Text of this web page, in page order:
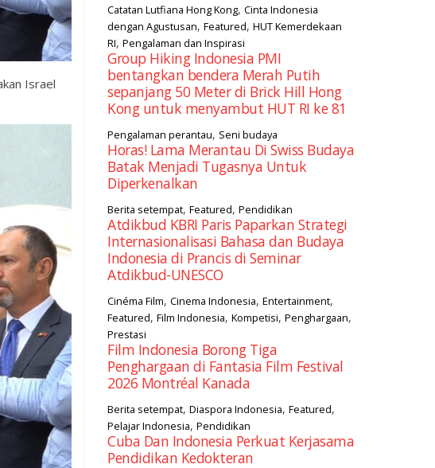
Israel
Catatan Lutfiana Hong Kong, Cinta Indonesia
dengan Agustusan, Featured, HUT Kemerdekaan
RI, Pengalaman dan Inspirasi
Group Hiking Indonesia PMI
bentangkan bendera Merah Putih
sepanjang 50 Meter di Brick Hill Hong
Kong untuk menyambut HUT RI ke 81
Pengalaman perantau, Seni budaya
Horas! Lama Merantau Di Swiss Budaya
Batak Menjadi Tugasnya Untuk
Diperkenalkan
Berita setempat, Featured, Pendidikan
Atdikbud KBRI Paris Paparkan Strategi
Internasionalisasi Bahasa dan Budaya
Indonesia di Prancis di Seminar
Atdikbud-UNESCO
Cinéma Film, Cinema Indonesia, Entertainment,
Featured, Film Indonesia, Kompetisi, Penghargaan,
Prestasi
Film Indonesia Borong Tiga
Penghargaan di Fantasia Film Festival
2026 Montréal Kanada
Berita setempat, Diaspora Indonesia, Featured,
Pelajar Indonesia, Pendidikan
Cuba Dan Indonesia Perkuat Kerjasama
Pendidikan Kedokteran